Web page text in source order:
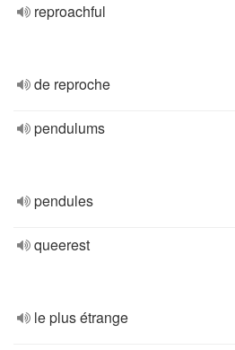
reproachful
de reproche
pendulums
pendules
queerest
le plus étrange